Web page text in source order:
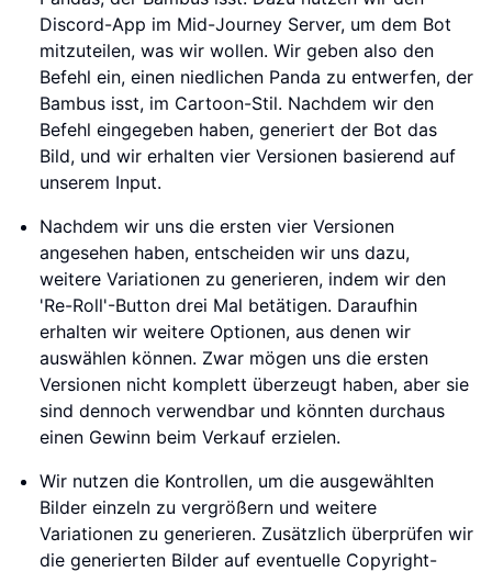
Discord-App im Mid-Journey Server, um dem Bot
mitzuteilen, was wir wollen. Wir geben also den
Befehl ein, einen niedlichen Panda zu entwerfen, der
Bambus isst, im Cartoon-Stil. Nachdem wir den
Befehl eingegeben haben, generiert der Bot das
Bild, und wir erhalten vier Versionen basierend auf
unserem Input.
Nachdem wir uns die ersten vier Versionen
angesehen haben, entscheiden wir uns dazu,
weitere Variationen zu generieren, indem wir den
'Re-Roll'-Button drei Mal betätigen. Daraufhin
erhalten wir weitere Optionen, aus denen wir
auswählen können. Zwar mögen uns die ersten
Versionen nicht komplett überzeugt haben, aber sie
sind dennoch verwendbar und könnten durchaus
einen Gewinn beim Verkauf erzielen.
Wir nutzen die Kontrollen, um die ausgewählten
Bilder einzeln zu vergrößern und weitere
Variationen zu generieren. Zusätzlich überprüfen wir
die generierten Bilder auf eventuelle Copyright-